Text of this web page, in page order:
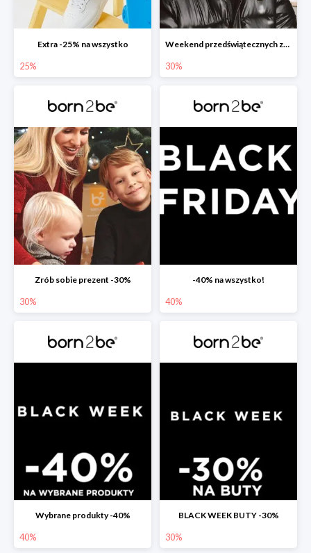
Extra -25% na wszystko
25%
Weekend przedświątecznych zakupów
30%
Zrób sobie prezent -30%
30%
-40% na wszystko!
40%
Wybrane produkty -40%
40%
BLACK WEEK BUTY -30%
30%